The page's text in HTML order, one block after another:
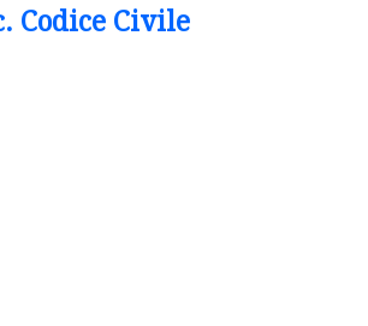
Codice Civile